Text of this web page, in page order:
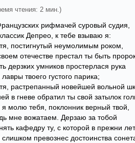
чтения: 2 мин.)
рифмачей суровый судия,
Депрео, к тебе взываю я:
постигнутый неумолимым роком,
отечестве престал ты быть
дерзких умников простерлася рука
твоего густого парика;
растрепанный новейшей вольной
в гневе обратил ты свой затылок
молю тебя, поклонник верный твой,
мне вожатаем. Дерзаю за тобой
кафедру ту, с которой в прежни
превознес достоинства